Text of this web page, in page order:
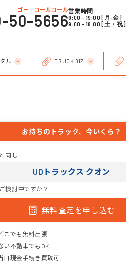
ゴー コールコール
50-5656営業時間
9:00 - 19:00 [月-金]
9:00 - 18:00 [土・祝]
ル TRUCK BIZ
お持ちのトラック、今いくら？
同じ
UDトラックス クオン
検討中ですか？
無料査定を申し込む
こでも無料出張
い不動車でもOK
日現金手続き買取可